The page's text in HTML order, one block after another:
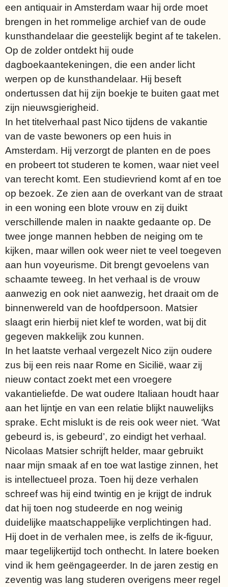
een antiquair in Amsterdam waar hij orde moet
brengen in het rommelige archief van de oude
kunsthandelaar die geestelijk begint af te takelen.
Op de zolder ontdekt hij oude
dagboekaantekeningen, die een ander licht
werpen op de kunsthandelaar. Hij beseft
ondertussen dat hij zijn boekje te buiten gaat met
zijn nieuwsgierigheid.
In het titelverhaal past Nico tijdens de vakantie
van de vaste bewoners op een huis in
Amsterdam. Hij verzorgt de planten en de poes
en probeert tot studeren te komen, waar niet veel
van terecht komt. Een studievriend komt af en toe
op bezoek. Ze zien aan de overkant van de straat
in een woning een blote vrouw en zij duikt
verschillende malen in naakte gedaante op. De
twee jonge mannen hebben de neiging om te
kijken, maar willen ook weer niet te veel toegeven
aan hun voyeurisme. Dit brengt gevoelens van
schaamte teweeg. In het verhaal is de vrouw
aanwezig en ook niet aanwezig, het draait om de
binnenwereld van de hoofdpersoon. Matsier
slaagt erin hierbij niet klef te worden, wat bij dit
gegeven makkelijk zou kunnen.
In het laatste verhaal vergezelt Nico zijn oudere
zus bij een reis naar Rome en Sicilië, waar zij
nieuw contact zoekt met een vroegere
vakantieliefde. De wat oudere Italiaan houdt haar
aan het lijntje en van een relatie blijkt nauwelijks
sprake. Echt mislukt is de reis ook weer niet. ‘Wat
gebeurd is, is gebeurd’, zo eindigt het verhaal.
Nicolaas Matsier schrijft helder, maar gebruikt
naar mijn smaak af en toe wat lastige zinnen, het
is intellectueel proza. Toen hij deze verhalen
schreef was hij eind twintig en je krijgt de indruk
dat hij toen nog studeerde en nog weinig
duidelijke maatschappelijke verplichtingen had.
Hij doet in de verhalen mee, is zelfs de ik-figuur,
maar tegelijkertijd toch onthecht. In latere boeken
vind ik hem geëngageerder. In de jaren zestig en
zeventig was lang studeren overigens meer regel